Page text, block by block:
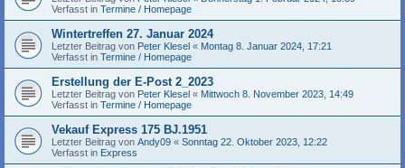
Verfasst in Termine / Homepage
Wintertreffen 27. Januar 2024
Letzter Beitrag von Peter Klesel « Montag 8. Januar 2024, 17:21
Verfasst in Termine / Homepage
Erstellung der E-Post 2_2023
Letzter Beitrag von Peter Klesel « Mittwoch 8. November 2023, 14:49
Verfasst in Termine / Homepage
Vekauf Express 175 BJ.1951
Letzter Beitrag von Andy09 « Sonntag 22. Oktober 2023, 12:22
Verfasst in Express